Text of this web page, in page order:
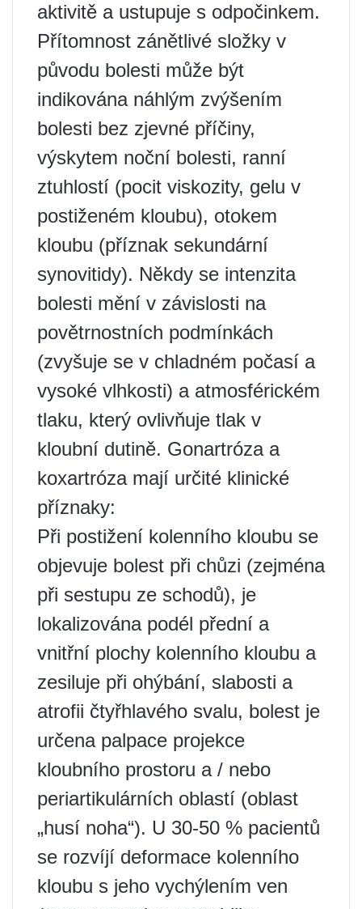
aktivitě a ustupuje s odpočinkem.
Přítomnost zánětlivé složky v
původu bolesti může být
indikována náhlým zvýšením
bolesti bez zjevné příčiny,
výskytem noční bolesti, ranní
ztuhlostí (pocit viskozity, gelu v
postiženém kloubu), otokem
kloubu (příznak sekundární
synovitidy). Někdy se intenzita
bolesti mění v závislosti na
povětrnostních podmínkách
(zvyšuje se v chladném počasí a
vysoké vlhkosti) a atmosférickém
tlaku, který ovlivňuje tlak v
kloubní dutině. Gonartróza a
koxartróza mají určité klinické
příznaky:
Při postižení kolenního kloubu se
objevuje bolest při chůzi (zejména
při sestupu ze schodů), je
lokalizována podél přední a
vnitřní plochy kolenního kloubu a
zesiluje při ohýbání, slabosti a
atrofii čtyřhlavého svalu, bolest je
určena palpace projekce
kloubního prostoru a / nebo
periartikulárních oblastí (oblast
„husí noha“). U 30-50 % pacientů
se rozvíjí deformace kolenního
kloubu s jeho vychýlením ven